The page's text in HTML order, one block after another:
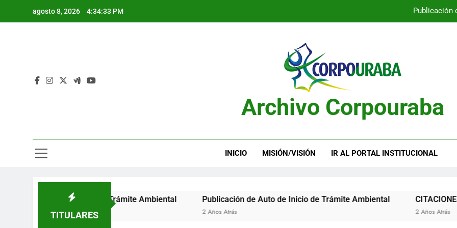
agosto 8, 2026 4:34:34 PM Publicación
Publicación
Archivo Corpouraba
INICIO MISIÓN/VISIÓN IR AL PORTAL INSTITUCIONAL
TITULARES
Auto de Inicio de Trámite Ambiental Publicación de Auto de Inicio de Trámite Ambiental
2 Años Atrás
CITACIONES
2 Años Atrás